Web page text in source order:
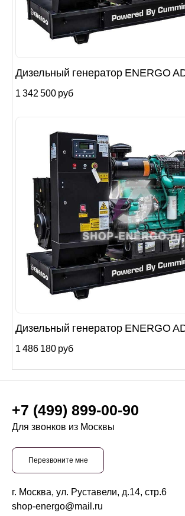
Дизельный генератор ENERGO
1 342 500 руб
Дизельный генератор ENERGO
1 486 180 руб
+7 (499) 899-00-90
Для звонков из Москвы
Перезвоните мне
г. Москва, ул. Руставели, д.14, стр.6
shop-energo@mail.ru